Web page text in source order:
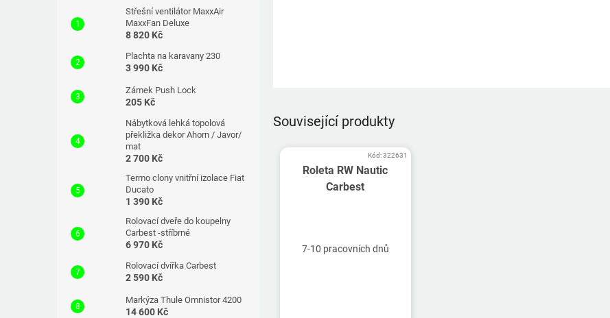
Střešní ventilátor MaxxAir
MaxxFan Deluxe
8 820 Kč
Plachta na karavany 230
3 990 Kč
Zámek Push Lock
205 Kč
Nábytková lehká topolová
překližka dekor Ahorn / Javor/
mat
2 700 Kč
Termo clony vnitřní izolace Fiat
Ducato
1 390 Kč
Rolovací dveře do koupelny
Carbest -stříbrné
6 970 Kč
Rolovací dvířka Carbest
2 590 Kč
Markýza Thule Omnistor 4200
14 600 Kč
Související produkty
Roleta RW Nautic
Carbest
7-10 pracovních dnů
Kód:322631